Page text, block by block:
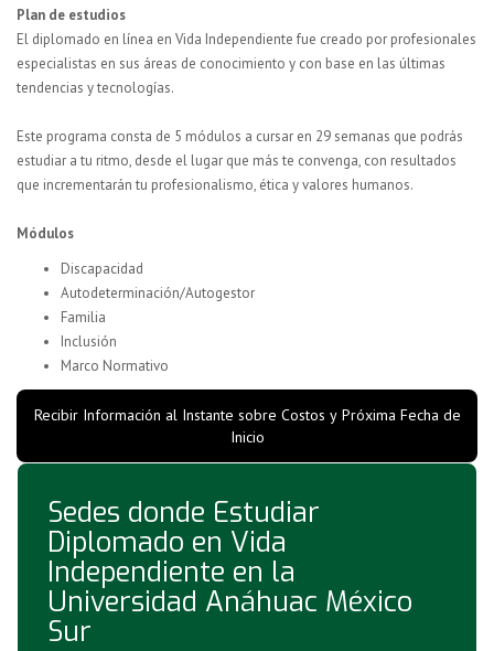
Plan de estudios
El diplomado en línea en Vida Independiente fue creado por profesionales
especialistas en sus áreas de conocimiento y con base en las últimas
tendencias y tecnologías.
Este programa consta de 5 módulos a cursar en 29 semanas que podrás
estudiar a tu ritmo, desde el lugar que más te convenga, con resultados
que incrementarán tu profesionalismo, ética y valores humanos.
Módulos
Discapacidad
Autodeterminación/Autogestor
Familia
Inclusión
Marco Normativo
Recibir Información al Instante sobre Costos y Próxima Fecha de
Inicio
Sedes donde Estudiar
Diplomado en Vida
Independiente en la
Universidad Anáhuac México
Sur